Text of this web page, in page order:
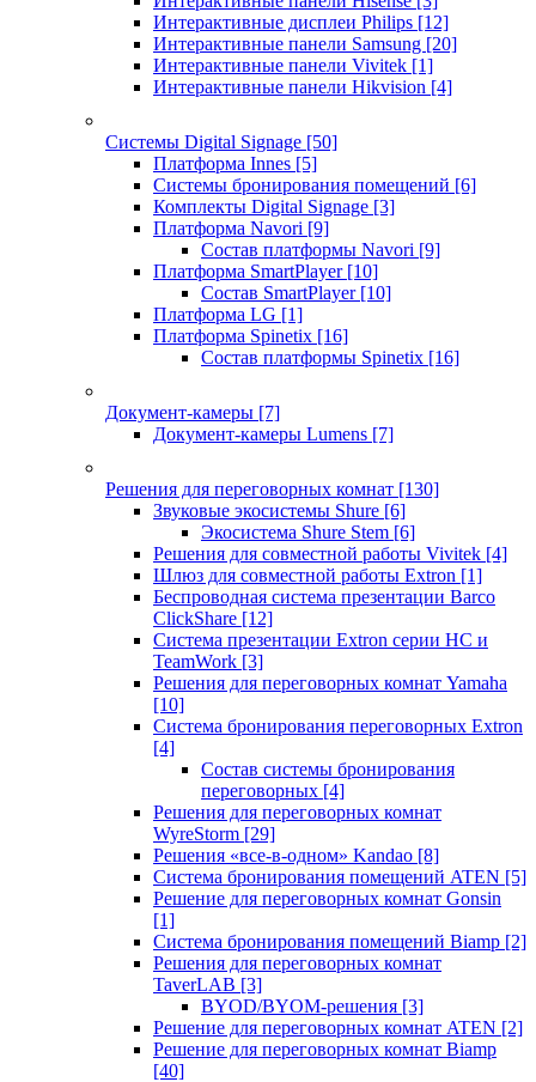
Интерактивные дисплеи Philips [12]
Интерактивные панели Samsung [20]
Интерактивные панели Vivitek [1]
Интерактивные панели Hikvision [4]
Системы Digital Signage [50]
Платформа Innes [5]
Системы бронирования помещений [6]
Комплекты Digital Signage [3]
Платформа Navori [9]
Состав платформы Navori [9]
Платформа SmartPlayer [10]
Состав SmartPlayer [10]
Платформа LG [1]
Платформа Spinetix [16]
Состав платформы Spinetix [16]
Документ-камеры [7]
Документ-камеры Lumens [7]
Решения для переговорных комнат [130]
Звуковые экосистемы Shure [6]
Экосистема Shure Stem [6]
Решения для совместной работы Vivitek [4]
Шлюз для совместной работы Extron [1]
Беспроводная система презентации Barco
ClickShare [12]
Система презентации Extron серии HC и
TeamWork [3]
Решения для переговорных комнат Yamaha
[10]
Система бронирования переговорных Extron
[4]
Состав системы бронирования
переговорных [4]
Решения для переговорных комнат
WyreStorm [29]
Решения «все-в-одном» Kandao [8]
Система бронирования помещений ATEN [5]
Решение для переговорных комнат Gonsin
[1]
Система бронирования помещений Biamp [2]
Решения для переговорных комнат
TaverLAB [3]
BYOD/BYOM-решения [3]
Решение для переговорных комнат ATEN [2]
Решение для переговорных комнат Biamp
[40]